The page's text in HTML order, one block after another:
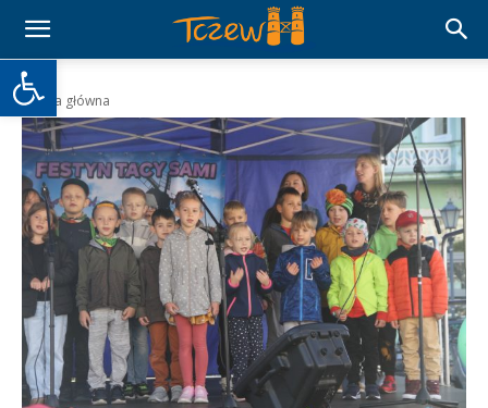
Otwórz pasek narzędzi
Strona główna